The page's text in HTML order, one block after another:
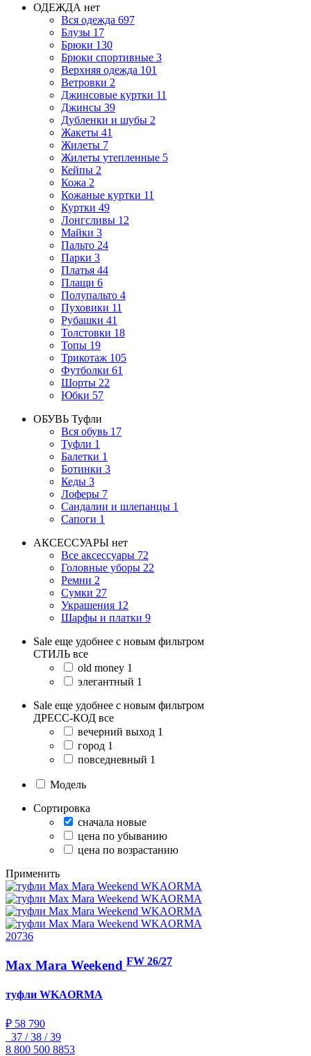
ОДЕЖДА нет
Вся одежда 697
Блузы 17
Брюки 130
Брюки спортивные 3
Верхняя одежда 101
Ветровки 2
Джинсовые куртки 11
Джинсы 39
Дубленки и шубы 2
Жакеты 41
Жилеты 7
Жилеты утепленные 5
Кейпы 2
Кожа 2
Кожаные куртки 11
Куртки 49
Лонгсливы 12
Майки 3
Пальто 24
Парки 3
Платья 44
Плащи 6
Полупальто 4
Пуховики 11
Рубашки 41
Толстовки 18
Топы 19
Трикотаж 105
Футболки 61
Шорты 22
Юбки 57
ОБУВЬ Туфли
Вся обувь 17
Туфли 1
Балетки 1
Ботинки 3
Кеды 3
Лоферы 7
Сандалии и шлепанцы 1
Сапоги 1
АКСЕССУАРЫ нет
Все аксессуары 72
Головные уборы 22
Ремни 2
Сумки 27
Украшения 12
Шарфы и платки 9
Sale еще удобнее с новым фильтром
СТИЛЬ все
old money 1
элегантный 1
Sale еще удобнее с новым фильтром
ДРЕСС-КОД все
вечерний выход 1
город 1
повседневный 1
Модель
Сортировка
сначала новые
цена по убыванию
цена по возрастанию
Применить
20736
Max Mara Weekend FW 26/27
туфли WKAORMA
₽ 58 790
37 / 38 / 39
8 800 500 8853